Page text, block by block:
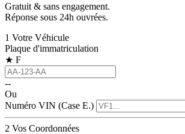
Gratuit & sans engagement.
Réponse sous 24h ouvrées.
1 Votre Véhicule
Plaque d'immatriculation
★ F
--
Ou
Numéro VIN (Case E.)
2 Vos Coordonnées